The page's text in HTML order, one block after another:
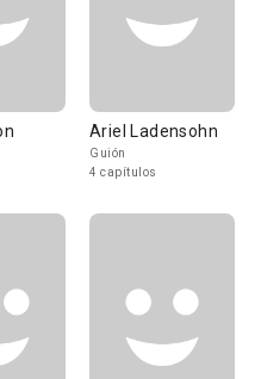
Ariel Ladensohn
Guión
4 capítulos